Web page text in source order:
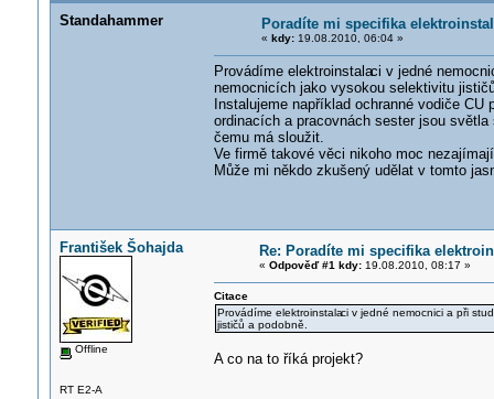
Standahammer
Poradíte mi specifika
« kdy:19.08.2010, 06:04 »
Provádíme elektroinstalaci v jedné
nemocnicích jako vysokou selektivitu
Instalujeme například ochranné vodiče
ordinacích a pracovnách sester jsou
čemu má sloužit.
Ve firmě takové věci nikoho moc
Může mi někdo zkušený udělat v tomto
František Šohajda
Offline
RT E2-A
Re: Poradíte mi specifika
« Odpověď #1 kdy:19.08.2010, 08:17 »
Citace
Provádíme elektroinstalaci v jedné nemocnici a při
jističů a podobně.
A co na to říká projekt?